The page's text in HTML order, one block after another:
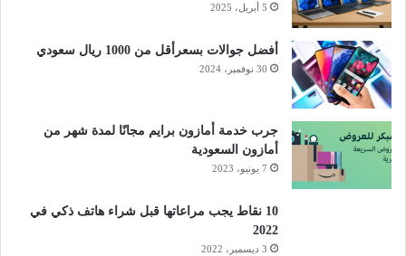
5 أبريل، 2025
أفضل جوالات بسعرأقل من 1000 ريال سعودي
30 نوفمبر، 2024
جرب خدمة أمازون برايم مجانًا لمدة شهر من
أمازون السعودية
7 يونيو، 2023
10 نقاط يجب مراعاتها قبل شراء هاتف ذكي في
2022
3 ديسمبر، 2022